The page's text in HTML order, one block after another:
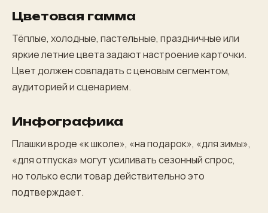
Цветовая гамма
Тёплые, холодные, пастельные, праздничные или
яркие летние цвета задают настроение карточки.
Цвет должен совпадать с ценовым сегментом,
аудиторией и сценарием.
Инфографика
Плашки вроде «к школе», «на подарок», «для зимы»,
«для отпуска» могут усиливать сезонный спрос,
но только если товар действительно это
подтверждает.